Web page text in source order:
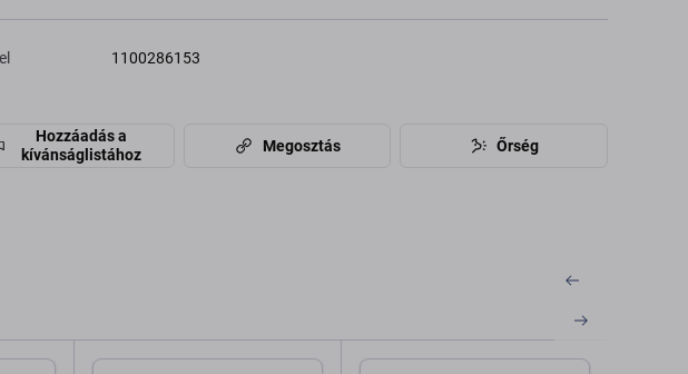
1100286153
Hozzáadás a
kívánságlistához
Megosztás Őrség